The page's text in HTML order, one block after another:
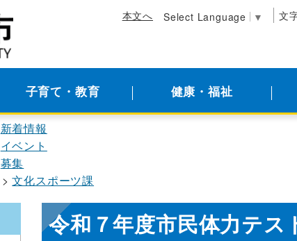
本文へ Select Language ▼ 文
子育て・教育 健康・福祉
新着情報
イベント
募集
文化スポーツ課
令和７年度市民体力テ